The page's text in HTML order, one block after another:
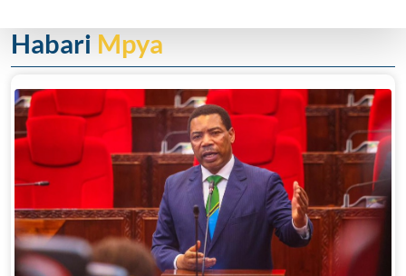
Habari Mpya